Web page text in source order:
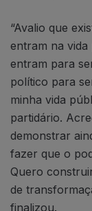
“Avalio que
entram na vida
entram para
político para
minha vida
partidário.
demonstrar
fazer que o
Quero
de
finalizou.